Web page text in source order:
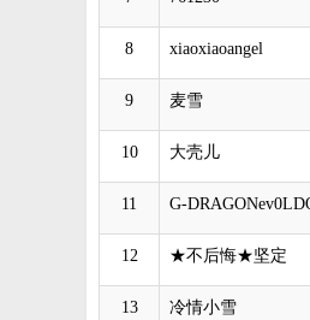
8 xiaoxiaoangel
9 麦雪
10 大壳儿
11 G-
12 ★不后悔★坚定
13 冷情小雪